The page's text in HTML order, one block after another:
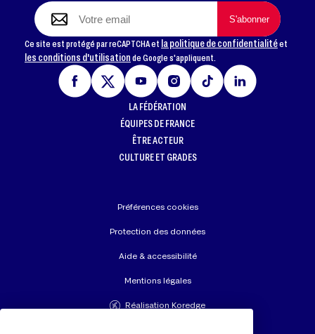
Ce site est protégé par reCAPTCHA et la politique de confidentialitéet
les conditions d'utilisationde Google s'appliquent.
LA FÉDÉRATION
ÉQUIPES DE FRANCE
ÊTRE ACTEUR
CULTURE ET GRADES
Préférences cookies
Protection des données
Aide & accessibilité
Mentions légales
Réalisation Koredge